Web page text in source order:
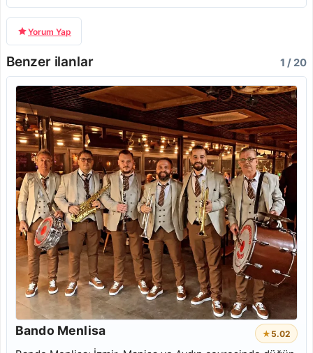
Yorum Yap
Benzer ilanlar 1 / 20
Bando Menlisa ★ 5.02